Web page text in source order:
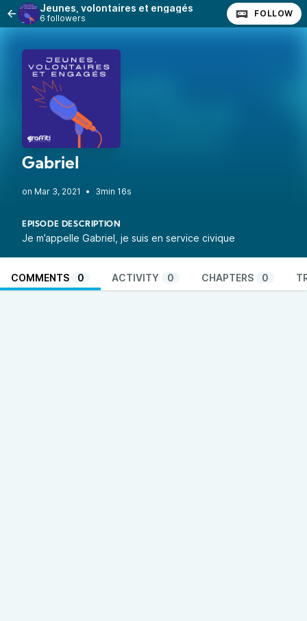
Jeunes, volontaires et engagés
6 followers FOLLOW
Gabriel
• 3min 16s
EPISODE DESCRIPTION
Je m’appelle Gabriel, je suis en service civique
COMMENTS 0 ACTIVITY 0 CHAPTERS 0